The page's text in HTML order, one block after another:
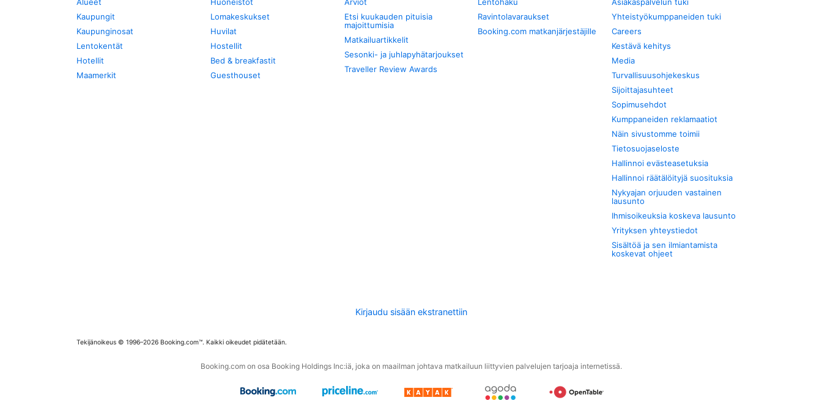
Kaupungit
Kaupunginosat
Lentokentät
Hotellit
Maamerkit
Lomakeskukset
Huvilat
Hostellit
Bed & breakfastit
Guesthouset
Etsi kuukauden pituisia
majoittumisia
Matkailuartikkelit
Sesonki- ja juhlapyhätarjoukset
Traveller Review Awards
Ravintolavaraukset
Booking.com matkanjärjestäjille
Yhteistyökumppaneiden tuki
Careers
Kestävä kehitys
Media
Turvallisuusohjekeskus
Sijoittajasuhteet
Sopimusehdot
Kumppaneiden reklamaatiot
Näin sivustomme toimii
Tietosuojaseloste
Hallinnoi evästeasetuksia
Hallinnoi räätälöityjä suosituksia
Nykyajan orjuuden vastainen
lausunto
Ihmisoikeuksia koskeva lausunto
Yrityksen yhteystiedot
Sisältöä ja sen ilmiantamista
koskevat ohjeet
Kirjaudu sisään ekstranettiin
Tekijänoikeus © 1996–2026 Booking.com™. Kaikki oikeudet pidätetään.
Booking.com on osa Booking Holdings Inc:iä, joka on maailman johtava matkailuun liittyvien palvelujen tarjoaja internetissä.